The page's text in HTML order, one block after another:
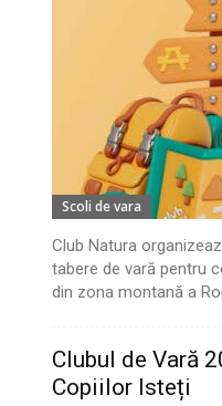
Scoli de vara
Club Natura
tabere de vară pentru
din zona montană a
Clubul de Vară
Copiilor Isteți